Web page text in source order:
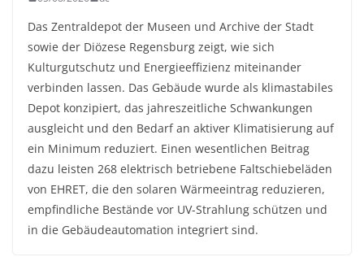
Das Zentraldepot der Museen und Archive der Stadt
sowie der Diözese Regensburg zeigt, wie sich
Kulturgutschutz und Energieeffizienz miteinander
verbinden lassen. Das Gebäude wurde als klimastabiles
Depot konzipiert, das jahreszeitliche Schwankungen
ausgleicht und den Bedarf an aktiver Klimatisierung auf
ein Minimum reduziert. Einen wesentlichen Beitrag
dazu leisten 268 elektrisch betriebene Faltschiebeläden
von EHRET, die den solaren Wärmeeintrag reduzieren,
empfindliche Bestände vor UV-Strahlung schützen und
in die Gebäudeautomation integriert sind.